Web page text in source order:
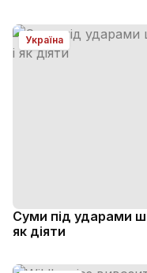
Україна
Суми під ударами
як діяти